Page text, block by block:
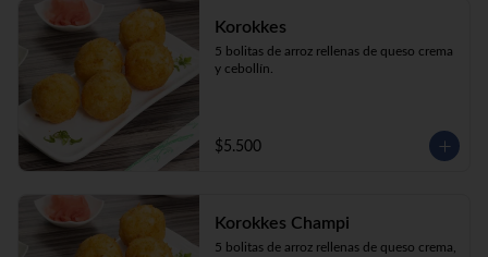
Korokkes
5 bolitas de arroz rellenas de queso crema
y cebollín.
$5.500
Korokkes Champi
5 bolitas de arroz rellenas de queso crema,